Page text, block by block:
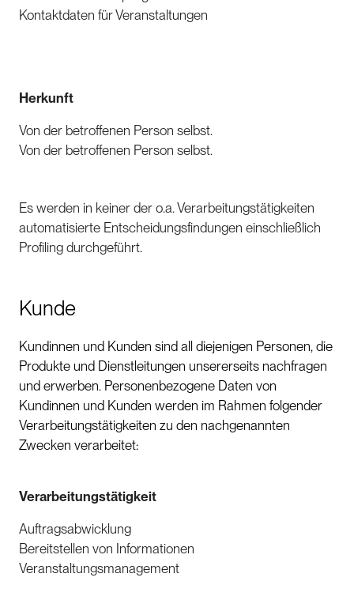
Kontaktdaten für Veranstaltungen
Herkunft
Von der betroffenen Person selbst.
Von der betroffenen Person selbst.
Es werden in keiner der o.a. Verarbeitungstätigkeiten
automatisierte Entscheidungsfindungen einschließlich
Profiling durchgeführt.
Kunde
Kundinnen und Kunden sind all diejenigen Personen, die
Produkte und Dienstleitungen unsererseits nachfragen
und erwerben. Personenbezogene Daten von
Kundinnen und Kunden werden im Rahmen folgender
Verarbeitungstätigkeiten zu den nachgenannten
Zwecken verarbeitet:
Verarbeitungstätigkeit
Auftragsabwicklung
Bereitstellen von Informationen
Veranstaltungsmanagement